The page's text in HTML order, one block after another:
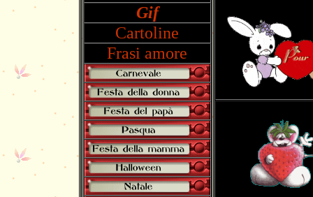
Gif
Cartoline
Frasi amore